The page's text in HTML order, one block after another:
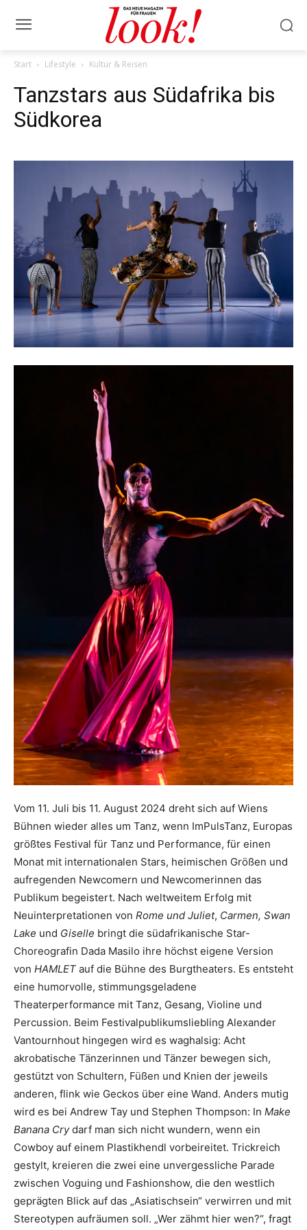
Start Lifestyle Kultur & Reisen
Tanzstars aus Südafrika bis
Südkorea
Vom 11. Juli bis 11. August 2024 dreht sich auf Wiens
Bühnen wieder alles um Tanz, wenn ImPulsTanz, Europas
größtes Festival für Tanz und Performance, für einen
Monat mit internationalen Stars, heimischen Größen und
aufregenden Newcomern und Newcomerinnen das
Publikum begeistert. Nach weltweitem Erfolg mit
Neuinterpretationen von Rome und Juliet, Carmen, Swan
Lake und Giselle bringt die südafrikanische Star-
Choreografin Dada Masilo ihre höchst eigene Version
von HAMLET auf die Bühne des Burgtheaters. Es entsteht
eine humorvolle, stimmungsgeladene
Theaterperformance mit Tanz, Gesang, Violine und
Percussion. Beim Festivalpublikumsliebling Alexander
Vantournhout hingegen wird es waghalsig: Acht
akrobatische Tänzerinnen und Tänzer bewegen sich,
gestützt von Schultern, Füßen und Knien der jeweils
anderen, flink wie Geckos über eine Wand. Anders mutig
wird es bei Andrew Tay und Stephen Thompson: In Make
Banana Crydarf man sich nicht wundern, wenn ein
Cowboy auf einem Plastikhendl vorbeireitet. Trickreich
gestylt, kreieren die zwei eine unvergessliche Parade
zwischen Voguing und Fashionshow, die den westlich
geprägten Blick auf das „Asiatischsein“ verwirren und mit
Stereotypen aufräumen soll. „Wer zähmt hier wen?“, fragt